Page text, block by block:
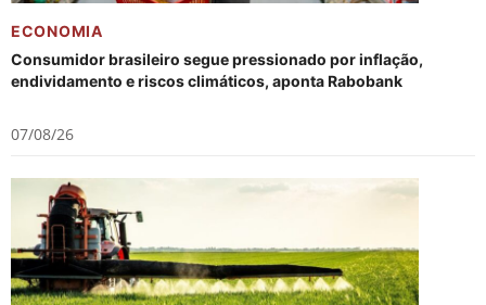
ECONOMIA
Consumidor brasileiro segue pressionado por inflação,
endividamento e riscos climáticos, aponta Rabobank
07/08/26